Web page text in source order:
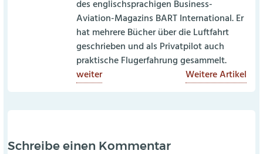
des englischsprachigen Business-
Aviation-Magazins BART International. Er
hat mehrere Bücher über die Luftfahrt
geschrieben und als Privatpilot auch
praktische Flugerfahrung gesammelt.
weiter
Weitere Artikel
Schreibe einen Kommentar